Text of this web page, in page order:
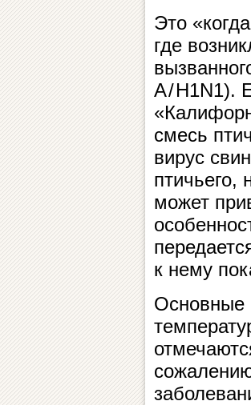
Это
где
А / Н1N1).
смесь
вирус
птичьего,
может
к нему
Основные